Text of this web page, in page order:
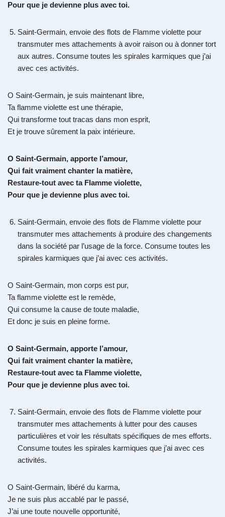
Pour que je devienne plus avec toi.
Saint-Germain, envoie des flots de Flamme violette pour
transmuter mes attachements à avoir raison ou à donner tort
aux autres. Consume toutes les spirales karmiques que j’ai
avec ces activités.
O Saint-Germain, je suis maintenant libre,
Ta flamme violette est une thérapie,
Qui transforme tout tracas dans mon esprit,
Et je trouve sûrement la paix intérieure.
O Saint-Germain, apporte l’amour,
Qui fait vraiment chanter la matière,
Restaure-tout avec ta Flamme violette,
Pour que je devienne plus avec toi.
Saint-Germain, envoie des flots de Flamme violette pour
transmuter mes attachements à produire des changements
dans la société par l’usage de la force. Consume toutes les
spirales karmiques que j’ai avec ces activités.
O Saint-Germain, mon corps est pur,
Ta flamme violette est le remède,
Qui consume la cause de toute maladie,
Et donc je suis en pleine forme.
O Saint-Germain, apporte l’amour,
Qui fait vraiment chanter la matière,
Restaure-tout avec ta Flamme violette,
Pour que je devienne plus avec toi.
Saint-Germain, envoie des flots de Flamme violette pour
transmuter mes attachements à lutter pour des causes
particulières et voir les résultats spécifiques de mes efforts.
Consume toutes les spirales karmiques que j’ai avec ces
activités.
O Saint-Germain, libéré du karma,
Je ne suis plus accablé par le passé,
J’ai une toute nouvelle opportunité,